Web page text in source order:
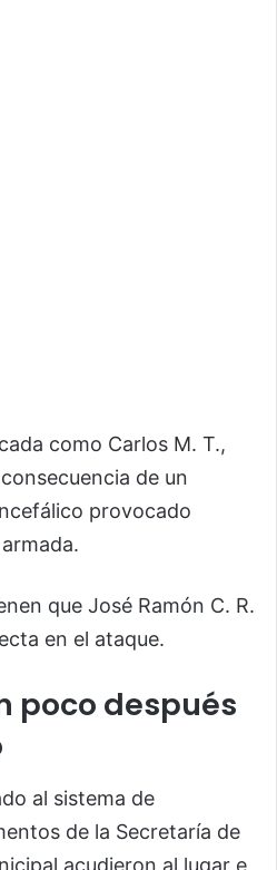
como Carlos M. T.,
de un
provocado
que José Ramón C. R.
en el ataque.
poco después
al sistema de
de la Secretaría de
acudieron al lugar e